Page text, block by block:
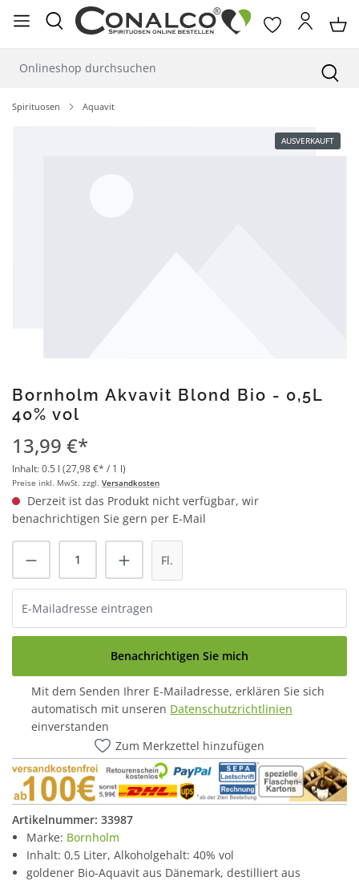
springen
Spirituosen Aquavit
AUSVERKAUFT
Bornholm Akvavit Blond Bio - 0,5L
40% vol
13,99 €*
Inhalt:0.5 l (27,98 €* / 1 l)
Preise inkl. MwSt. zzgl. Versandkosten
Derzeit ist das Produkt nicht verfügbar, wir
benachrichtigen Sie gern per E-Mail
Fl.
Benachrichtigen Sie mich
Mit dem Senden Ihrer E-Mailadresse, erklären Sie sich
automatisch mit unseren Datenschutzrichtlinien
einverstanden
Zum Merkzettel hinzufügen
Artikelnummer: 33987
Marke: Bornholm
Inhalt: 0,5 Liter, Alkoholgehalt: 40% vol
goldener Bio-Aquavit aus Dänemark, destilliert aus